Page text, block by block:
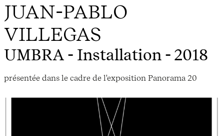
JUAN-PABLO
VILLEGAS
UMBRA - Installation - 2018
présentée dans le cadre de l'exposition Panorama 20